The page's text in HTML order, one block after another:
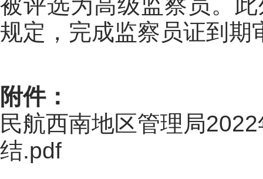
规定，完成监察员证到期
附件：
民航西南地区管理局
结.pdf